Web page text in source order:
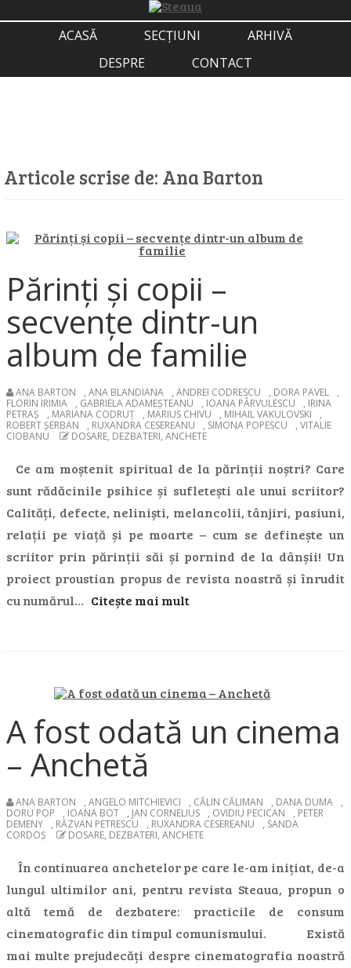
ACASĂ SECȚIUNI
ARHIVĂ
DESPRE
CONTACT
Articole scrise de: Ana Barton
Părinți și copii –
secvențe dintr-un
album de familie
ANA BARTON , ANA BLANDIANA , ANDREI CODRESCU , DORA PAVEL
,
FLORIN IRIMIA
, GABRIELA ADAMEȘTEANU , IOANA PÂRVULESCU , IRINA
PETRAȘ
, MARIANA CODRUȚ , MARIUS CHIVU , MIHAIL VAKULOVSKI
,
ROBERT ȘERBAN
, RUXANDRA CESEREANU , SIMONA POPESCU , VITALIE
CIOBANU
DOSARE, DEZBATERI, ANCHETE
Ce am moștenit spiritual de la părinții noștri? Care
sunt rădăcinile psihice și sufletești ale unui scriitor?
Calități, defecte, neliniști, melancolii, tânjiri, pasiuni,
relații pe viață și pe moarte – cum se definește un
scriitor prin părinții săi și pornind de la dânșii! Un
proiect proustian propus de revista noastră și înrudit
cu numărul… Citește mai mult
A fost odată un cinema
– Anchetă
ANA BARTON , ANGELO MITCHIEVICI , CĂLIN CĂLIMAN , DANA DUMA
,
DORU POP
, IOANA BOT , JAN CORNELIUS , OVIDIU PECICAN , PETER
DEMENY
, RĂZVAN PETRESCU , RUXANDRA CESEREANU , SANDA
CORDOȘ
DOSARE, DEZBATERI, ANCHETE
În continuarea anchetelor pe care le-am inițiat, de-a
lungul ultimilor ani, pentru revista Steaua, propun o
altă temă de dezbatere: practicile de consum
cinematografic din timpul comunismului. Există
mai multe prejudecăți despre cinematografia noastră